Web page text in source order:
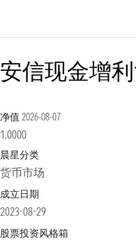
安信现金增
净值 2026-08-07
1.0000
晨星分类
货币市场
成立日期
2023-08-29
股票投资风格箱